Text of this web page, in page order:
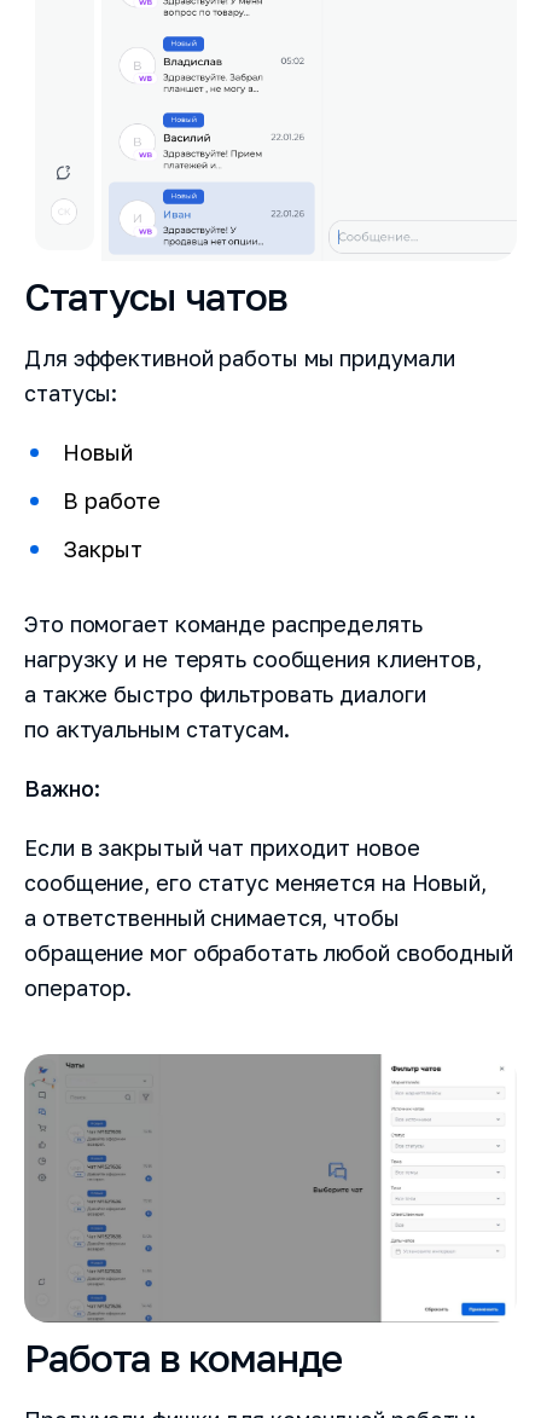
Статусы чатов
Для эффективной работы мы придумали
статусы:
Новый
В работе
Закрыт
Это помогает команде распределять
нагрузку и не терять сообщения клиентов,
а также быстро фильтровать диалоги
по актуальным статусам.
Важно:
Если в закрытый чат приходит новое
сообщение, его статус меняется на Новый,
а ответственный снимается, чтобы
обращение мог обработать любой свободный
оператор.
Работа в команде
Как вас зовут?